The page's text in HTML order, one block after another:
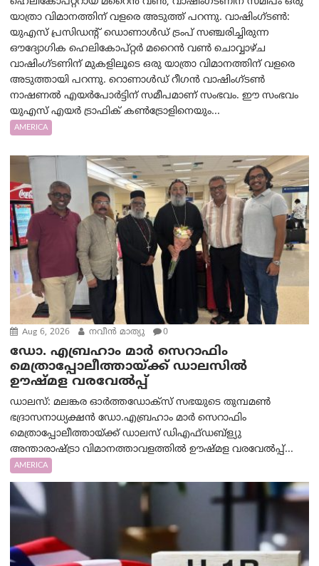
യാത്രാ വിമാനത്തിന് വളരെ അടുത്ത് പറന്നു. വാഷിംഗ്ടണ്‍:
യുഎസ് പ്രസിഡന്റ് ഡൊണാൾഡ് ട്രംപ് സഞ്ചരിച്ചിരുന്ന
ഔദ്യോഗിക ഹെലികോപ്റ്റർ മറൈൻ വൺ ചൊവ്വാഴ്ച
വാഷിംഗ്ടണിന് മുകളിലൂടെ ഒരു യാത്രാ വിമാനത്തിന് വളരെ
അടുത്തായി പറന്നു. റൊണാൾഡ് റീഗൻ വാഷിംഗ്ടൺ
നാഷണൽ എയർപോർട്ടിന് സമീപമാണ് സംഭവം. ഈ സംഭവം
യുഎസ് എയർ ട്രാഫിക് കൺട്രോളിനെയും...
AMERICA
Aug 6, 2026 നവീൻ മാത്യു 0
ഡോ. എബ്രഹാം മാർ സെറാഫിം
മെത്രാപ്പോലീത്തായ്ക്ക് ഡാലസിൽ
ഊഷ്മള വരവേൽപ്പ്
ഡാലസ്: മലങ്കര ഓർത്തഡോക്സ് സഭയുടെ തുമ്പമൺ
ഭദ്രാസനാധ്യക്ഷൻ ഡോ.എബ്രഹാം മാർ സെറാഫിം
മെത്രാപ്പോലീത്തായ്ക്ക് ഡാലസ് ഡിഎഫ്ഡബ്ള്യു
അന്താരാഷ്ട്രാ വിമാനത്താവളത്തിൽ ഊഷ്മള വരവേൽപ്പ്...
AMERICA